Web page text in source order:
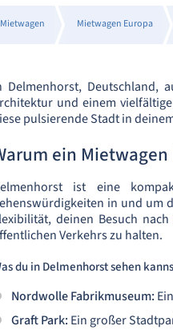
Mietwagen Mietwagen Europa
Delmenhorst, Deutschland,
und einem
pulsierende Stadt in
ein
ist eine
in und um
deinen Besuch
Verkehrs zu halten.
du in Delmenhorst sehen
Nordwolle Fabrikmuseum:
Graft Park: Ein großer